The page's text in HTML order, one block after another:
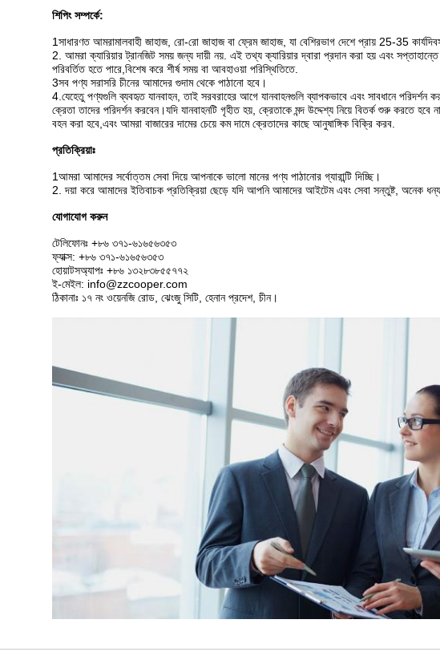
শিপিং সম্পর্কে:
1সাধারণত আমরামালবাহী জাহাজ, রো-রো জাহাজ বা ফ্রেম জাহাজ, যা বেশিরভাগ দেশে প্রায় 25-35
2. আমরা ক্যারিয়ার ট্রানজিট সময় জন্য দায়ী নয়. এই তথ্য ক্যারিয়ার দ্বারা প্রদান করা হয় এবং
পরিবর্তিত হতে পারে,বিশেষ করে শীর্ষ সময় বা আবহাওয়া পরিস্থিতিতে.
3সব পণ্য সরাসরি চীনের আমাদের গুদাম থেকে পাঠানো হবে।
4. যেহেতু পণ্যগুলি ব্যবহৃত যানবাহন, তাই সরবরাহের আগে যানবাহনগুলি ব্যাপকভাবে এবং সাবধানে
ক্রেতা তাদের পরিদর্শন করবেন।যদি যানবাহনটি গৃহীত হয়, ক্রেতাকে মন্দ উদ্দেশ্য নিয়ে বিতর্ক শুরু করতে হবে
বহন করা হবে,এবং আমরা বাজারের দামের চেয়ে কম দামে ক্রেতাদের কাছে আনুষাঙ্গিক বিক্রি করব.
প্রতিক্রিয়াঃ
1আমরা আমাদের সর্বোত্তম সেবা দিয়ে আপনাকে ভালো মানের পণ্য পাঠানোর গ্যারান্টি দিচ্ছি।
2. দয়া করে আমাদের ইতিবাচক প্রতিক্রিয়া ছেড়ে যদি আপনি আমাদের আইটেম এবং সেবা সন্তুষ্ট, অনেক
যোগাযোগ করুন
টেলিফোনঃ +৮৬ ৩৭১-৬১৬৫৬৩৫৩
ফ্যাক্স: +৮৬ ৩৭১-৬১৬৫৬৩৫৩
হোয়াটসঅ্যাপঃ +৮৬ ১৩২৮৩৮৫৫৭৭২
ই-মেইল: info@zzcooper.com
ঠিকানাঃ ১৭ নং ওয়েনজি রোড, ঝেংজু সিটি, হেনান প্রদেশ, চীন।